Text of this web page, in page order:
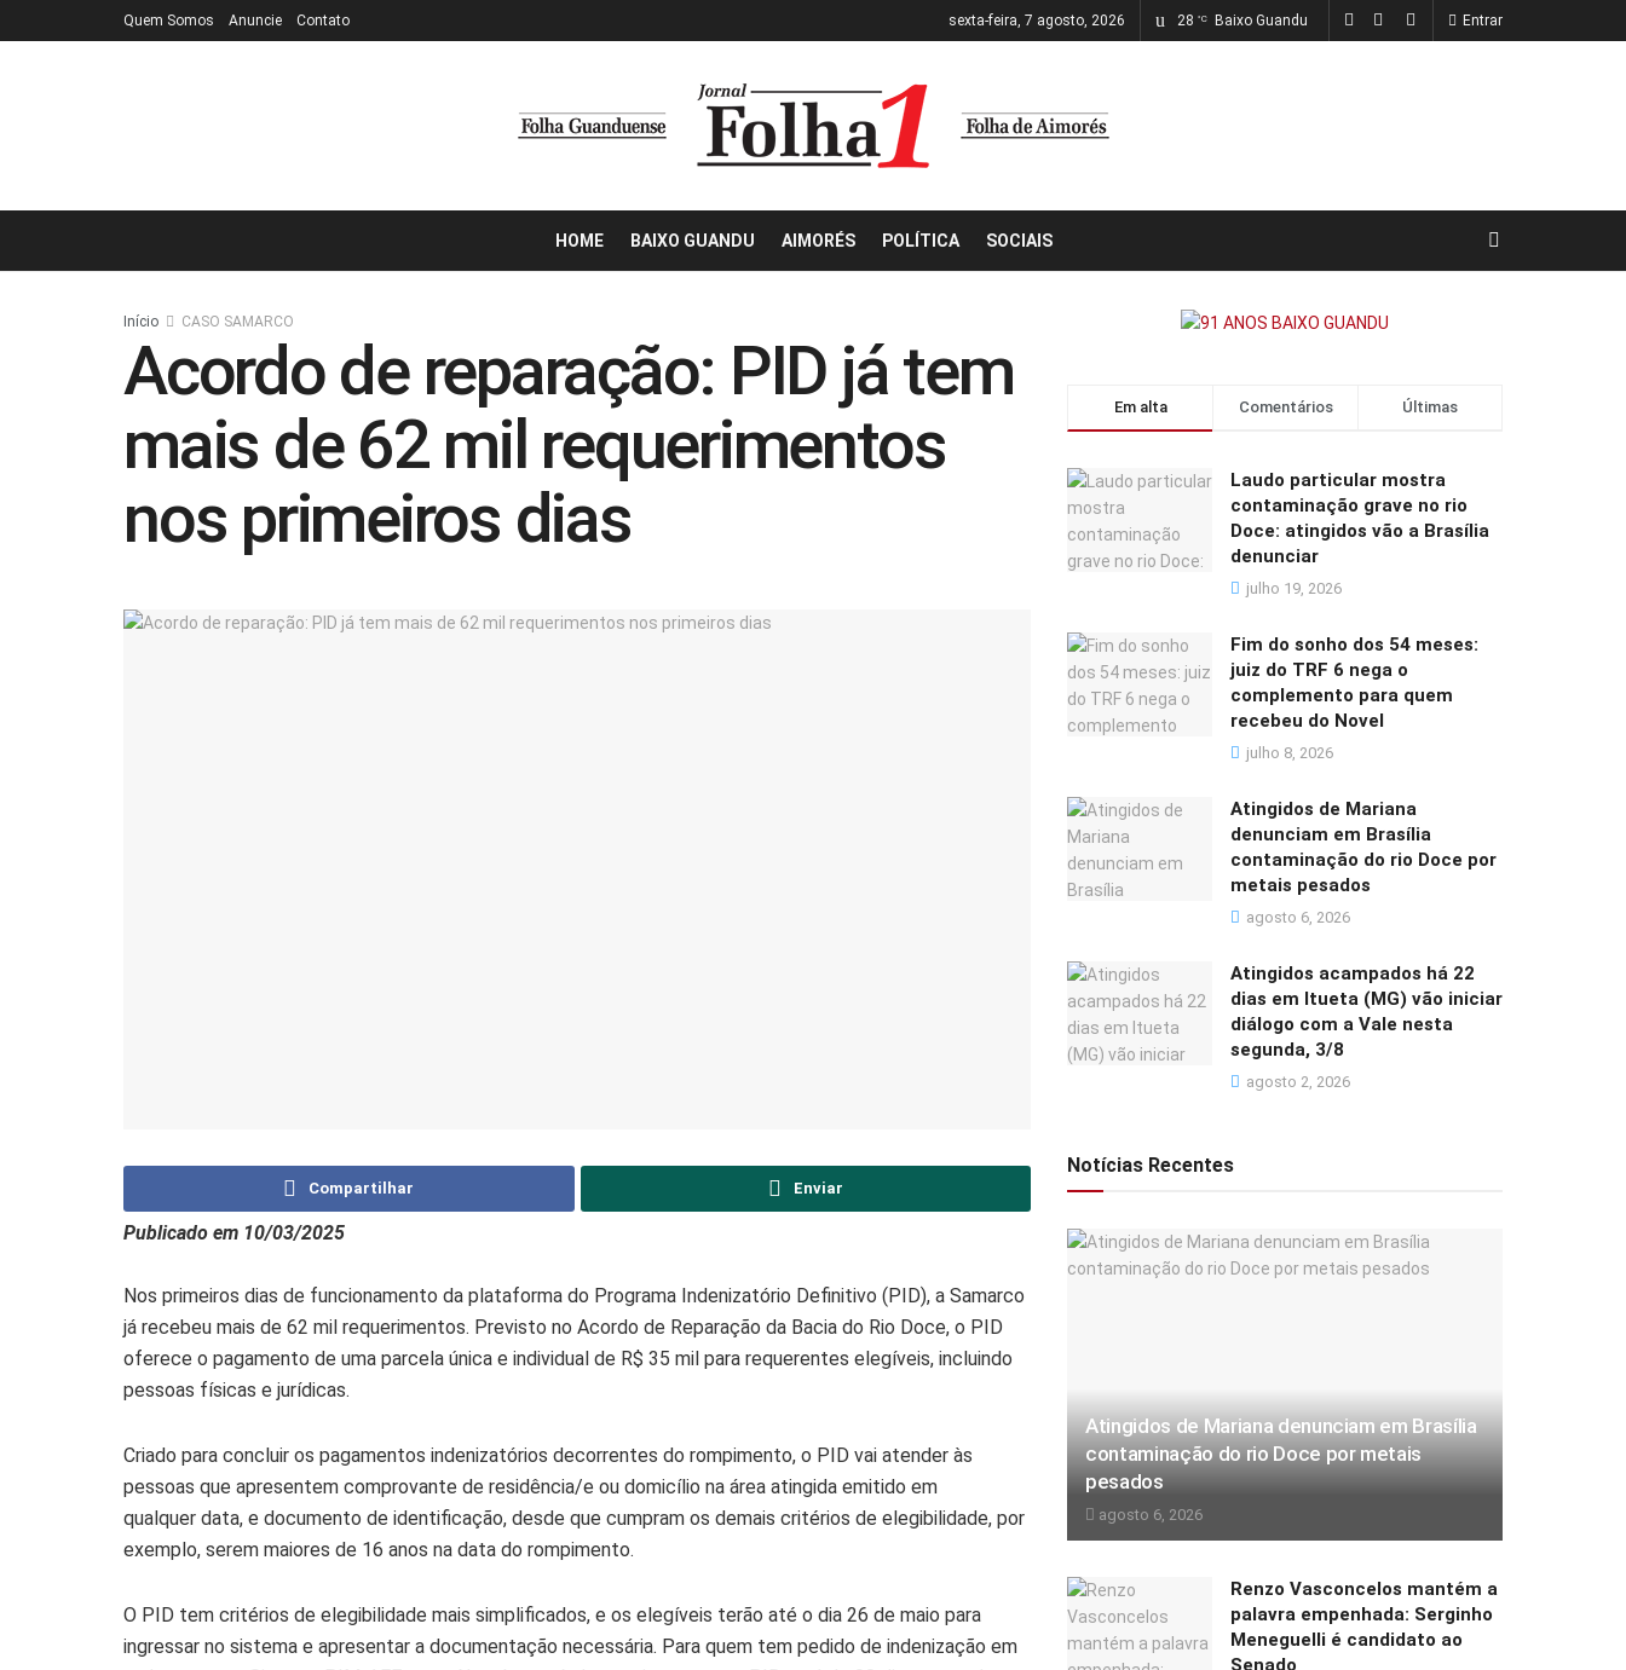
Quem Somos Anuncie Contato sexta-feira, 7 agosto, 2026 28 °C Baixo Guandu Entrar
HOME BAIXO GUANDU AIMORÉS POLÍTICA SOCIAIS
Início CASO SAMARCO
Acordo de reparação: PID já tem
mais de 62 mil requerimentos
nos primeiros dias
Compartilhar Enviar
Publicado em 10/03/2025
Nos primeiros dias de funcionamento da plataforma do Programa Indenizatório Definitivo (PID), a Samarco
já recebeu mais de 62 mil requerimentos. Previsto no Acordo de Reparação da Bacia do Rio Doce, o PID
oferece o pagamento de uma parcela única e individual de R$ 35 mil para requerentes elegíveis, incluindo
pessoas físicas e jurídicas.
Criado para concluir os pagamentos indenizatórios decorrentes do rompimento, o PID vai atender às
pessoas que apresentem comprovante de residência/e ou domicílio na área atingida emitido em
qualquer data, e documento de identificação, desde que cumpram os demais critérios de elegibilidade, por
exemplo, serem maiores de 16 anos na data do rompimento.
O PID tem critérios de elegibilidade mais simplificados, e os elegíveis terão até o dia 26 de maio para
ingressar no sistema e apresentar a documentação necessária. Para quem tem pedido de indenização em
Em alta Comentários Últimas
Laudo particular mostra
contaminação grave no rio
Doce: atingidos vão a Brasília
denunciar
julho 19, 2026
Fim do sonho dos 54 meses:
juiz do TRF 6 nega o
complemento para quem
recebeu do Novel
julho 8, 2026
Atingidos de Mariana
denunciam em Brasília
contaminação do rio Doce por
metais pesados
agosto 6, 2026
Atingidos acampados há 22
dias em Itueta (MG) vão iniciar
diálogo com a Vale nesta
segunda, 3/8
agosto 2, 2026
Notícias Recentes
Atingidos de Mariana denunciam em Brasília
contaminação do rio Doce por metais
pesados
agosto 6, 2026
Renzo Vasconcelos mantém a
palavra empenhada: Serginho
Meneguelli é candidato ao
Senado